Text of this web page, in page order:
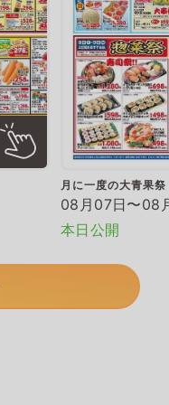
月に一度の大青果祭
08月07日〜08
本日公開